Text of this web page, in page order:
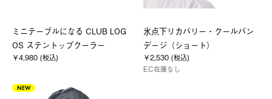
ミニテーブルになる CLUB LOG
OS ステントップクーラー
￥4,980 (税込)
氷点下リカバリー・クールバン
デージ（ショート）
￥2,530 (税込)
EC在庫なし
NEW